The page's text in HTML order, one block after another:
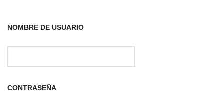
NOMBRE DE USUARIO
CONTRASEÑA